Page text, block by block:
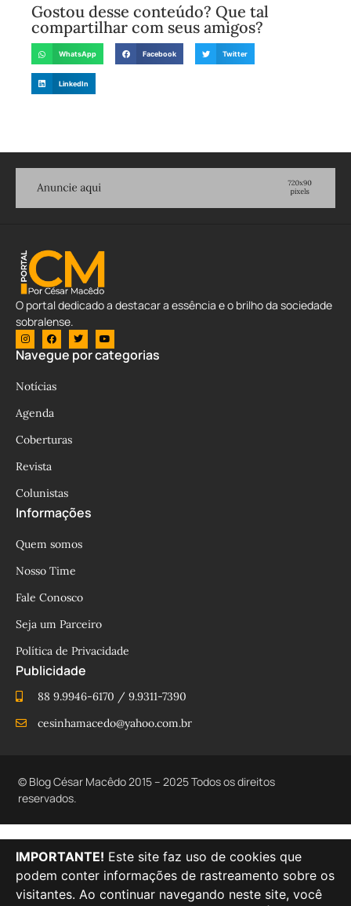
Gostou desse conteúdo? Que tal
compartilhar com seus amigos?
WhatsApp Facebook Twitter
LinkedIn
O portal dedicado a destacar a essência e o brilho da sociedade
sobralense.
Navegue por categorias
Notícias
Agenda
Coberturas
Revista
Colunistas
Informações
Quem somos
Nosso Time
Fale Conosco
Seja um Parceiro
Política de Privacidade
Publicidade
88 9.9946-6170 / 9.9311-7390
cesinhamacedo@yahoo.com.br
© Blog César Macêdo 2015 – 2025 Todos os direitos
reservados.
IMPORTANTE! Este site faz uso de cookies que
podem conter informações de rastreamento sobre os
visitantes. Ao continuar navegando neste site, você